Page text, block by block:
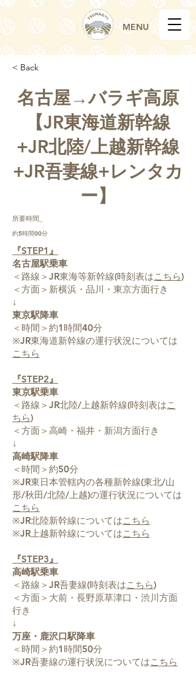
MENU
< Back
名古屋→バラギ高原
【JR東海道新幹線
+JR北陸/上越新幹線
+JR吾妻線+レンタカ
ー】
所要時間_
約5時間00分
『STEP1』
名古屋駅乗車
＜路線＞JR東海等新幹線(時刻表はこちら)
＜方面＞新横浜・品川・東京方面行き
↓
東京駅降車
＜時間＞約1時間40分
※JR東海道新幹線の運行状況については
こちら
『STEP2』
東京駅乗車
＜路線＞JR北陸/上越新幹線(時刻表はこ
ちら)
＜方面＞高崎・福井・新潟方面行き
↓
高崎駅降車
＜時間＞約50分
※JR東日本管轄内の各種新幹線(東北/山
形/秋田/北陸/上越)の運行状況については
こちら
※JR北陸新幹線についてはこちら
※JR上越新幹線についてはこちら
『STEP3』
高崎駅乗車
＜路線＞JR吾妻線(時刻表はこちら)
＜方面＞大前・長野原草津口・渋川方面
行き
↓
万座・鹿沢口駅降車
＜時間＞約1時間50分
※JR吾妻線の運行状況についてはこちら